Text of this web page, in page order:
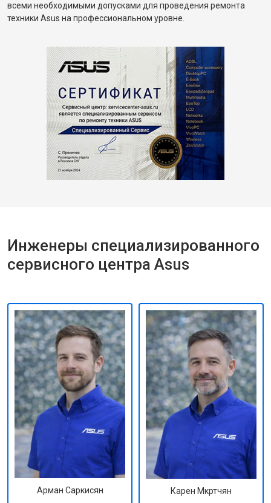
всеми необходимыми допусками для проведения ремонта
техники Asus на профессиональном уровне.
Инженеры специализированного
сервисного центра Asus
Арман Саркисян Карен Мкртчян